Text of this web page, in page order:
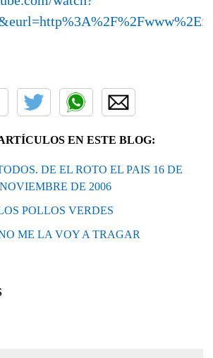
EN ESTE BLOG:
DE EL ROTO EL PAIS 16 DE
NOVIEMBRE DE 2006
POLLOS VERDES
ME LA VOY A TRAGAR